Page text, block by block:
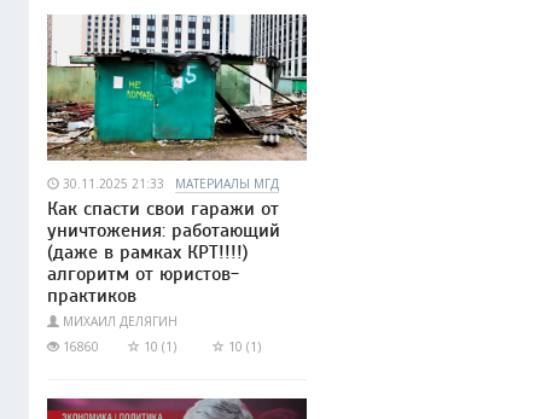
30.11.2025 21:33 МАТЕРИАЛЫ МГД
Как спасти свои гаражи от
уничтожения: работающий
(даже в рамках КРТ!!!!)
алгоритм от юристов-
практиков
МИХАИЛ ДЕЛЯГИН
16860
10 (1) 10 (1)